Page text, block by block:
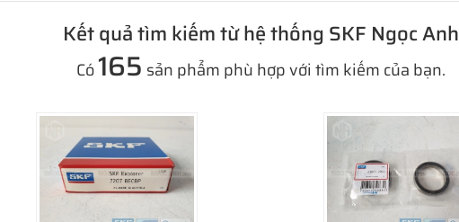
Kết quả tìm kiếm từ hệ thống SKF Ngọc Anh
Có165 sản phẩm phù hợp với tìm kiếm của bạn.